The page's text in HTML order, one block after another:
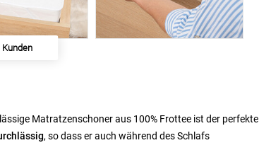
Matratzenschoner aus 100% Frottee ist der perfekte
, so dass er auch während des Schlafs